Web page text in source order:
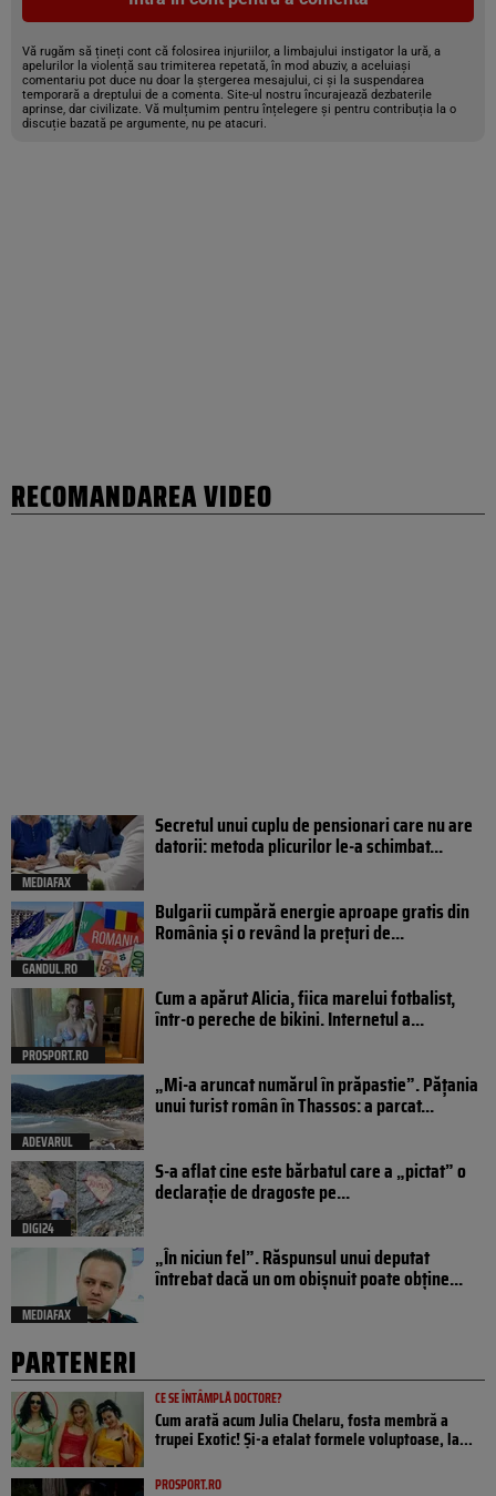
Vă rugăm să țineți cont că folosirea injuriilor, a limbajului instigator la ură, a
apelurilor la violență sau trimiterea repetată, în mod abuziv, a aceluiași
comentariu pot duce nu doar la ștergerea mesajului, ci și la suspendarea
temporară a dreptului de a comenta. Site-ul nostru încurajează dezbaterile
aprinse, dar civilizate. Vă mulțumim pentru înțelegere și pentru contribuția la o
discuție bazată pe argumente, nu pe atacuri.
RECOMANDAREA VIDEO
MEDIAFAX
Secretul unui cuplu de pensionari care nu are
datorii: metoda plicurilor le-a schimbat...
GANDUL.RO
Bulgarii cumpără energie aproape gratis din
România și o revând la prețuri de...
PROSPORT.RO
Cum a apărut Alicia, fiica marelui fotbalist,
într-o pereche de bikini. Internetul a...
ADEVARUL
„Mi-a aruncat numărul în prăpastie”. Pățania
unui turist român în Thassos: a parcat...
DIGI24
S-a aflat cine este bărbatul care a „pictat” o
declarație de dragoste pe...
MEDIAFAX
„În niciun fel”. Răspunsul unui deputat
întrebat dacă un om obișnuit poate obține...
PARTENERI
CE SE ÎNTÂMPLĂ DOCTORE?
Cum arată acum Julia Chelaru, fosta membră a
trupei Exotic! Și-a etalat formele voluptoase, la...
PROSPORT.RO